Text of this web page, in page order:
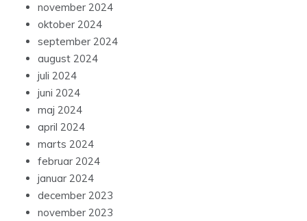
november 2024
oktober 2024
september 2024
august 2024
juli 2024
juni 2024
maj 2024
april 2024
marts 2024
februar 2024
januar 2024
december 2023
november 2023